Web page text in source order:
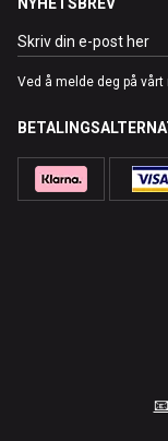
Ved å melde deg på